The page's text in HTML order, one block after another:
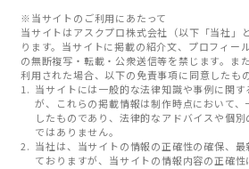
※当サイトのご利用にあたって
当サイトはアスクプロ株式会社（以下「当社」
ります。当サイトに掲載の紹介文、プロフィー
の無断複写・転載・公衆送信等を禁じます。ま
利用された場合、以下の免責事項に同意したも
当サイトには一般的な法律知識や事例に関
が、これらの掲載情報は制作時点において、
したものであり、法律的なアドバイスや個
ではありません。
当社は、当サイトの情報の正確性の確保、
ておりますが、当サイトの情報内容の正確